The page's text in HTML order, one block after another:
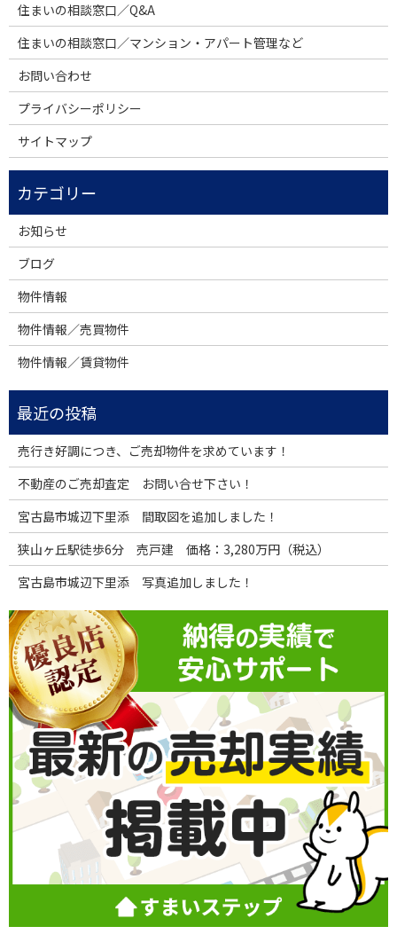
住まいの相談窓口／Q&A
住まいの相談窓口／マンション・アパート管理など
お問い合わせ
プライバシーポリシー
サイトマップ
お知らせ
ブログ
物件情報
物件情報／売買物件
物件情報／賃貸物件
売行き好調につき、ご売却物件を求めています！
不動産のご売却査定 お問い合せ下さい！
宮古島市城辺下里添 間取図を追加しました！
狭山ヶ丘駅徒歩6分 売戸建 価格：3,280万円（税込）
宮古島市城辺下里添 写真追加しました！